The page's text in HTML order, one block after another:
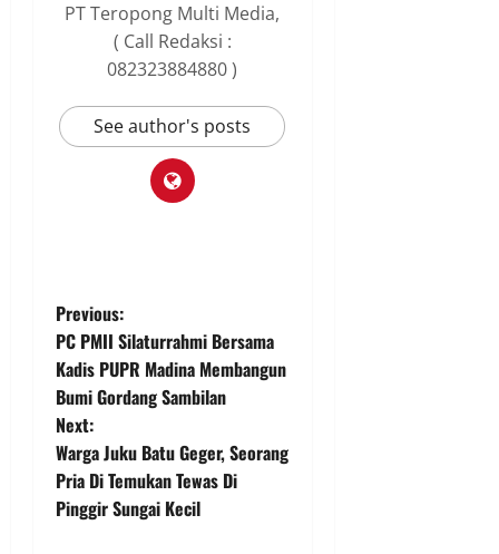
PT Teropong Multi Media,
( Call Redaksi :
082323884880 )
See author's posts
P
o
s
t
n
Previous:
PC PMII Silaturrahmi Bersama
Kadis PUPR Madina Membangun
Bumi Gordang Sambilan
Next:
Warga Juku Batu Geger, Seorang
Pria Di Temukan Tewas Di
Pinggir Sungai Kecil